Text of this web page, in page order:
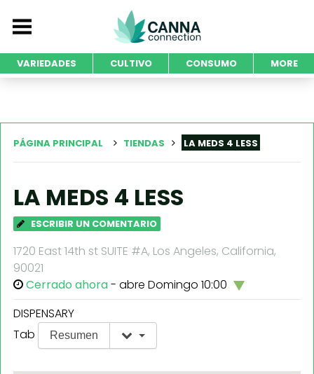
VARIEDADES CULTIVO CONSUMO MORE
PÁGINA PRINCIPAL TIENDAS LA MEDS 4 LESS
LA MEDS 4 LESS
ESCRIBIR UN COMENTARIO
1720 East 14th st SUITE #A, Los Angeles, California,
90021
Cerrado ahora- abre Domingo 10:00
DISPENSARY
Tab
Resumen